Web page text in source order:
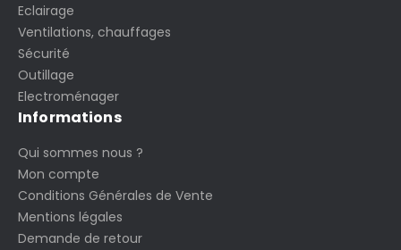
Eclairage
Ventilations, chauffages
Sécurité
Outillage
Electroménager
Informations
Qui sommes nous ?
Mon compte
Conditions Générales de Vente
Mentions légales
Demande de retour